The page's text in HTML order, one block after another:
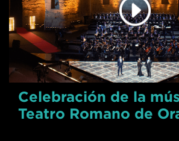
Celebración de la
Teatro Romano de